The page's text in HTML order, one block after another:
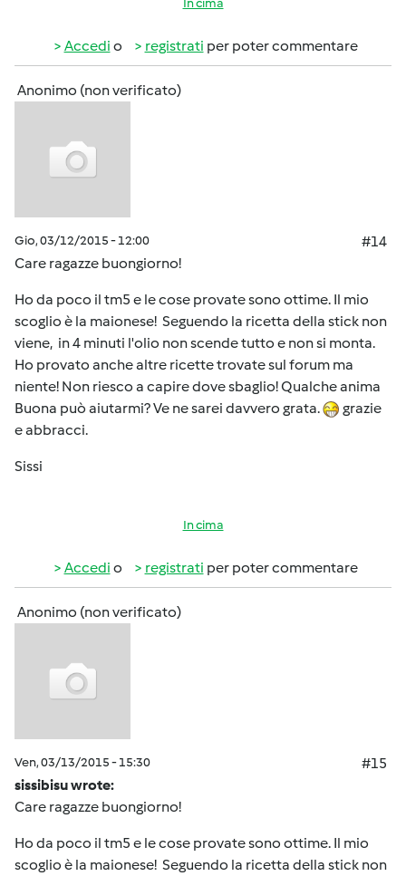
In cima
Accedi o registrati per poter commentare
Anonimo (non verificato)
Gio, 03/12/2015 - 12:00
#14
Care ragazze buongiorno!
Ho da poco il tm5 e le cose provate sono ottime. Il mio
scoglio è la maionese! Seguendo la ricetta della stick non
viene, in 4 minuti l'olio non scende tutto e non si monta.
Ho provato anche altre ricette trovate sul forum ma
niente! Non riesco a capire dove sbaglio! Qualche anima
Buona può aiutarmi? Ve ne sarei davvero grata.
grazie
e abbracci.
Sissi
In cima
Accedi o registrati per poter commentare
Anonimo (non verificato)
Ven, 03/13/2015 - 15:30
#15
sissibisu wrote:
Care ragazze buongiorno!
Ho da poco il tm5 e le cose provate sono ottime. Il mio
scoglio è la maionese! Seguendo la ricetta della stick non